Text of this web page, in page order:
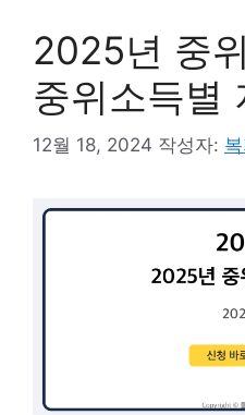
2025년 중
중위소득별
12월 18, 2024 작성자: